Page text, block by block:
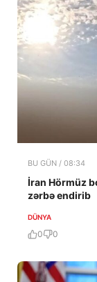
BU GÜN / 08:34
İran Hörmüz
zərbə endirib
DÜNYA
0 0